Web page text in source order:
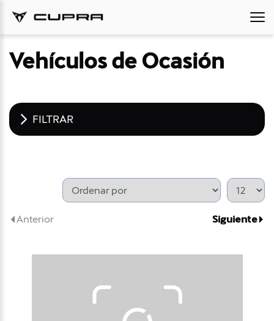
Vehículos de Ocasión
FILTRAR
Anterior Siguiente